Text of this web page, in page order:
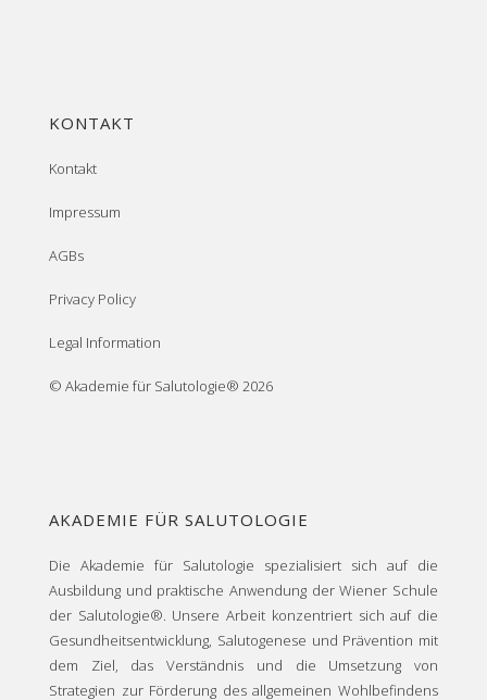
KONTAKT
Kontakt
Impressum
AGBs
Privacy Policy
Legal Information
© Akademie für Salutologie® 2026
AKADEMIE FÜR SALUTOLOGIE
Die Akademie für Salutologie spezialisiert sich auf die
Ausbildung und praktische Anwendung der Wiener Schule
der Salutologie®. Unsere Arbeit konzentriert sich auf die
Gesundheitsentwicklung, Salutogenese und Prävention mit
dem Ziel, das Verständnis und die Umsetzung von
Strategien zur Förderung des allgemeinen Wohlbefindens